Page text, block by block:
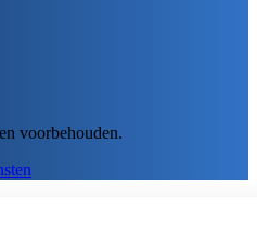
voorbehouden.